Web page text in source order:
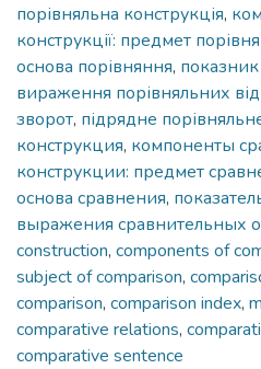
порівняльна конструкція,
конструкції: предмет
основа порівняння,
вираження порівняльних
зворот, підрядне
конструкция, компоненты
конструкции: предмет
основа сравнения,
выражения сравнительных
construction, components of
subject of comparison,
comparison, comparison index,
comparative relations,
comparative sentence